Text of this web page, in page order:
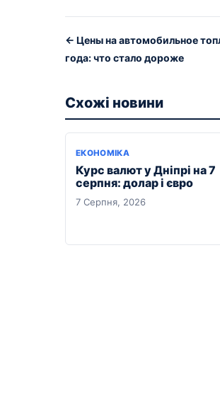
← Цены на автомобильное
года: что стало дороже
Схожі новини
ЕКОНОМІКА
Курс валют у Дніпрі на 7
серпня: долар і євро
7 Серпня, 2026